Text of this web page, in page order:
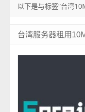
以下是与标签“台湾
台湾服务器租用